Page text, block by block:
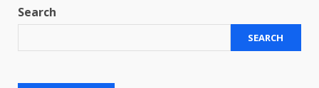
Search
SEARCH